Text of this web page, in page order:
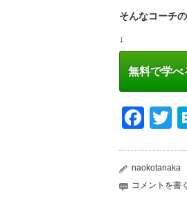
そんなコーチ
↓
無料で学べ
naokotanaka
コメントを書く